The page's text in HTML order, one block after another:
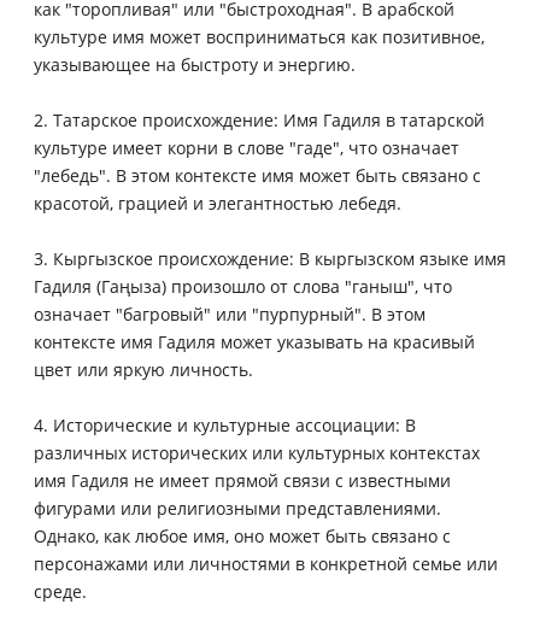
как "торопливая" или "быстроходная". В арабской
культуре имя может восприниматься как позитивное,
указывающее на быстроту и энергию.
2. Татарское происхождение: Имя Гадиля в татарской
культуре имеет корни в слове "гаде", что означает
"лебедь". В этом контексте имя может быть связано с
красотой, грацией и элегантностью лебедя.
3. Кыргызское происхождение: В кыргызском языке имя
Гадиля (Гаңыза) произошло от слова "ганыш", что
означает "багровый" или "пурпурный". В этом
контексте имя Гадиля может указывать на красивый
цвет или яркую личность.
4. Исторические и культурные ассоциации: В
различных исторических или культурных контекстах
имя Гадиля не имеет прямой связи с известными
фигурами или религиозными представлениями.
Однако, как любое имя, оно может быть связано с
персонажами или личностями в конкретной семье или
среде.